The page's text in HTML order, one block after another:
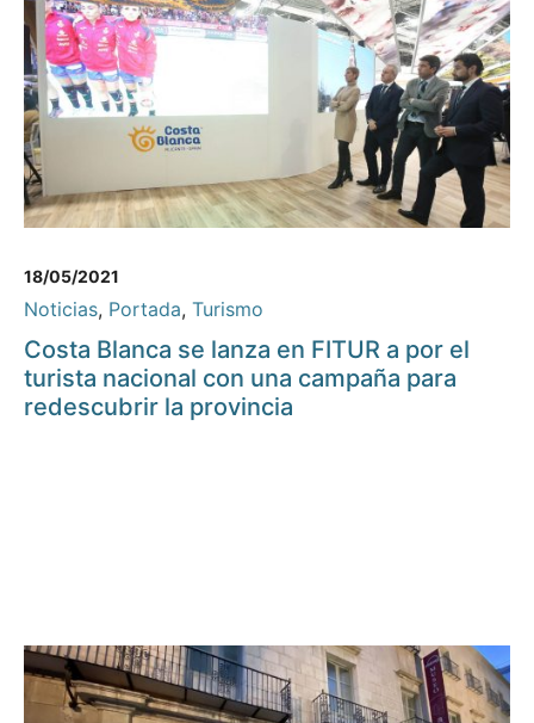
18/05/2021
Noticias, Portada, Turismo
Costa Blanca se lanza en FITUR a por el
turista nacional con una campaña para
redescubrir la provincia